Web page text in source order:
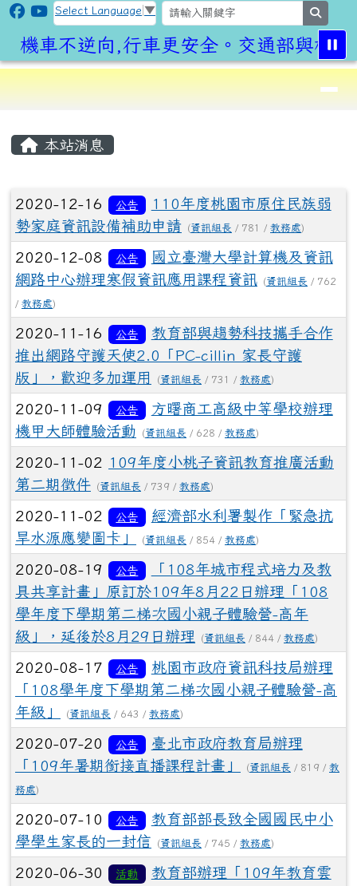
跳至主內容區
CLPS Site
Select Language ▼
機車不逆向,行車更安全。交通部與桃園
⏸
導覽列
本站消息
文章列表
2020-12-16 公告
110年度桃園市原住民族弱
勢家庭資訊設備補助申請
(資訊組長 / 781 / 教務處)
2020-12-08 公告
國立臺灣大學計算機及資訊
網路中心辦理寒假資訊應用課程資訊
(資訊組長 / 762
/ 教務處)
2020-11-16 公告
教育部與趨勢科技攜手合作
推出網路守護天使2.0「PC-cillin 家長守護
版」，歡迎多加運用
(資訊組長 / 731 / 教務處)
2020-11-09 公告
方曙商工高級中等學校辦理
機甲大師體驗活動
(資訊組長 / 628 / 教務處)
2020-11-02
109年度小桃子資訊教育推廣活動
第二期徵件
(資訊組長 / 739 / 教務處)
2020-11-02 公告
經濟部水利署製作「緊急抗
旱水源應變圖卡」
(資訊組長 / 854 / 教務處)
2020-08-19 公告
「108年城市程式培力及教
具共享計畫」原訂於109年8月22日辦理「108
學年度下學期第二梯次國小親子體驗營-高年
級」，延後於8月29日辦理
(資訊組長 / 844 / 教務處)
2020-08-17 公告
桃園市政府資訊科技局辦理
「108學年度下學期第二梯次國小親子體驗營-高
年級」
(資訊組長 / 643 / 教務處)
2020-07-20 公告
臺北市政府教育局辦理
「109年暑期銜接直播課程計畫」
(資訊組長 / 819 / 教
務處)
2020-07-10 公告
教育部部長致全國國民中小
學學生家長的一封信
(資訊組長 / 745 / 教務處)
2020-06-30 活動
教育部辦理「109年教育雲